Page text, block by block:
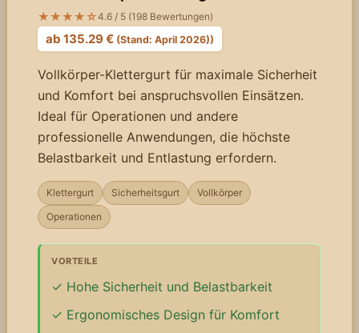
★★★★☆4.6 / 5 (198 Bewertungen)
ab 135.29 € (Stand: April 2026))
Vollkörper-Klettergurt für maximale Sicherheit
und Komfort bei anspruchsvollen Einsätzen.
Ideal für Operationen und andere
professionelle Anwendungen, die höchste
Belastbarkeit und Entlastung erfordern.
Klettergurt Sicherheitsgurt
Vollkörper
Operationen
VORTEILE
Hohe Sicherheit und Belastbarkeit
Ergonomisches Design für Komfort